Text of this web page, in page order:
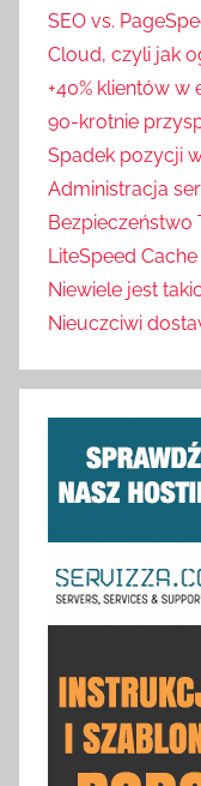
SEO vs.
Cloud, czyli jak
+40% klientów w
90-krotnie
Spadek pozycji
Administracja
Bezpieczeństwo
LiteSpeed
Niewiele jest
Nieuczciwi